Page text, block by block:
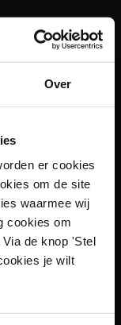
Over
er cookies
om de site
waarmee wij
cookies om
de knop 'Stel
je wilt